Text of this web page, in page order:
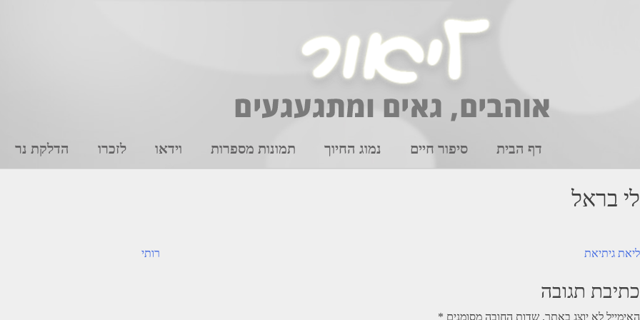
דף הבית סיפור חיים נמוג החיוך תמונות מספרות וידאו לזכרו הדלקת נר
לי בראל
ניווט רותי ליאת גיתיאת
כתיבת תגובה
האימייל לא יוצג באתר. שדות החובה מסומנים *